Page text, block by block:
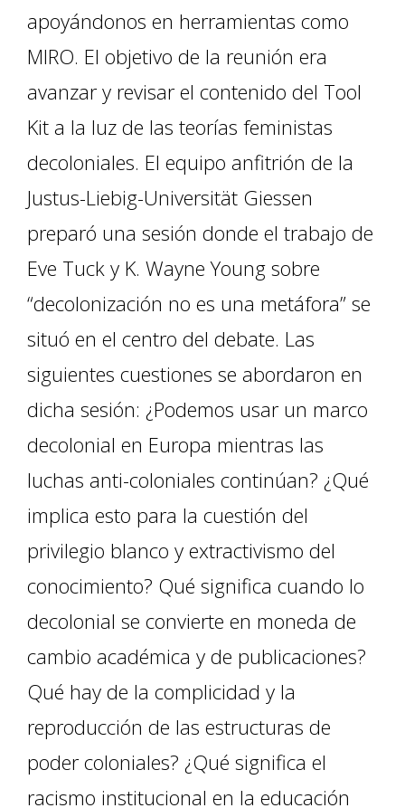
apoyándonos en herramientas como
MIRO. El objetivo de la reunión era
avanzar y revisar el contenido del Tool
Kit a la luz de las teorías feministas
decoloniales. El equipo anfitrión de la
Justus-Liebig-Universität Giessen
preparó una sesión donde el trabajo de
Eve Tuck y K. Wayne Young sobre
“decolonización no es una metáfora” se
situó en el centro del debate. Las
siguientes cuestiones se abordaron en
dicha sesión: ¿Podemos usar un marco
decolonial en Europa mientras las
luchas anti-coloniales continúan? ¿Qué
implica esto para la cuestión del
privilegio blanco y extractivismo del
conocimiento? Qué significa cuando lo
decolonial se convierte en moneda de
cambio académica y de publicaciones?
Qué hay de la complicidad y la
reproducción de las estructuras de
poder coloniales? ¿Qué significa el
racismo institucional en la educación